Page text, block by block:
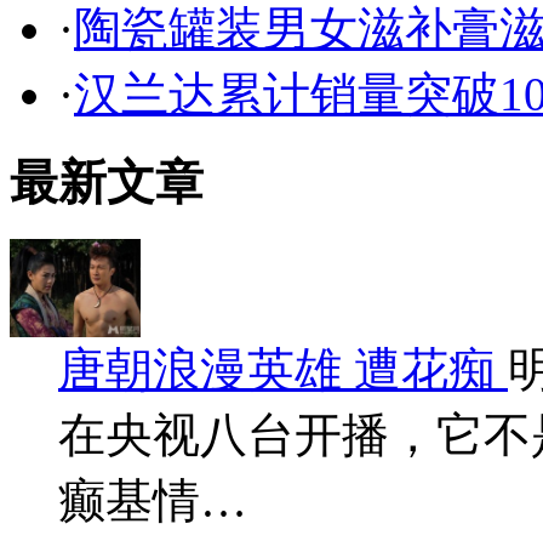
· 陶瓷罐装男女滋补膏
·汉兰达累计销量突破
最新文章
唐朝浪漫英雄 遭花痴
在央视八台开播，它
癫基情…